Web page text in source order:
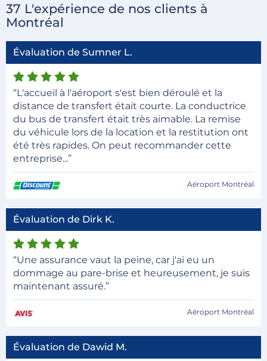
37 L'expérience de nos clients à
Montréal
Évaluation de Sumner L.
“L'accueil à l'aéroport s'est bien déroulé et la
distance de transfert était courte. La conductrice
du bus de transfert était très aimable. La remise
du véhicule lors de la location et la restitution ont
été très rapides. On peut recommander cette
entreprise...”
Aéroport Montréal
Évaluation de Dirk K.
“Une assurance vaut la peine, car j'ai eu un
dommage au pare-brise et heureusement, je suis
maintenant assuré.”
Aéroport Montréal
Évaluation de Dawid M.